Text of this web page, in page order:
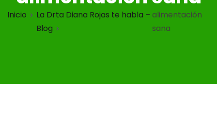
Inicio
La Drta Diana Rojas te habla –
Blog
alimentación
sana